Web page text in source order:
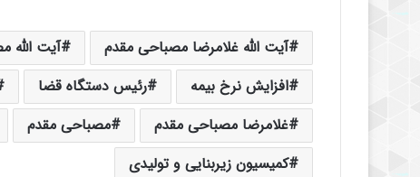
آیت الله غلامرضا مصباحی مقدم آیت الله
افزایش نرخ بیمه
رئیس دستگاه قضا
غلامرضا مصباحی مقدم
مصباحی مقدم
کمیسیون زیربنایی و تولیدی